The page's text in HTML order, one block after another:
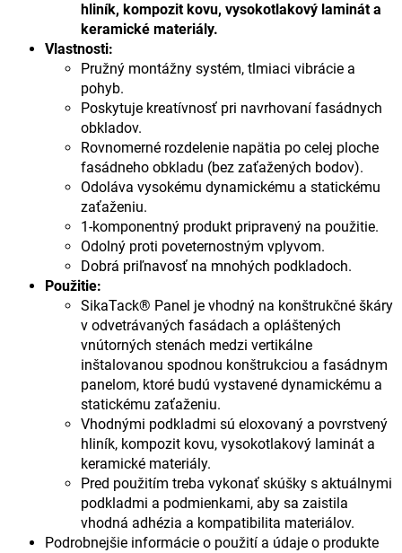
hliník, kompozit kovu, vysokotlakový laminát a
keramické materiály.
Vlastnosti:
Pružný montážny systém, tlmiaci vibrácie a
pohyb.
Poskytuje kreatívnosť pri navrhovaní fasádnych
obkladov.
Rovnomerné rozdelenie napätia po celej ploche
fasádneho obkladu (bez zaťažených bodov).
Odoláva vysokému dynamickému a statickému
zaťaženiu.
1-komponentný produkt pripravený na použitie.
Odolný proti poveternostným vplyvom.
Dobrá priľnavosť na mnohých podkladoch.
Použitie:
SikaTack® Panel je vhodný na konštrukčné škáry
v odvetrávaných fasádach a opláštených
vnútorných stenách medzi vertikálne
inštalovanou spodnou konštrukciou a fasádnym
panelom, ktoré budú vystavené dynamickému a
statickému zaťaženiu.
Vhodnými podkladmi sú eloxovaný a povrstvený
hliník, kompozit kovu, vysokotlakový laminát a
keramické materiály.
Pred použitím treba vykonať skúšky s aktuálnymi
podkladmi a podmienkami, aby sa zaistila
vhodná adhézia a kompatibilita materiálov.
Podrobnejšie informácie o použití a údaje o produkte